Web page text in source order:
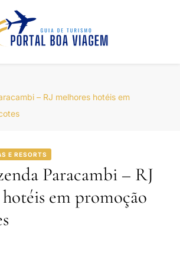
– RJ melhores hotéis em
E RESORTS
Paracambi – RJ
em promoção